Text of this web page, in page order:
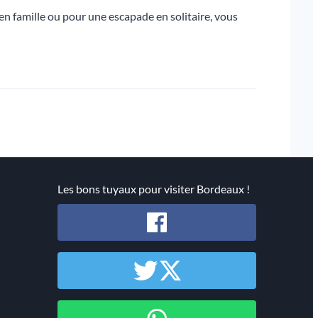
famille ou pour une escapade en solitaire, vous
Les bons tuyaux pour visiter Bordeaux !